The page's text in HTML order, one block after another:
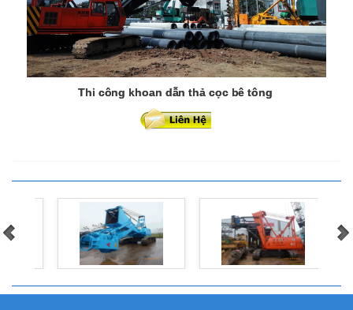
Thi công khoan dẫn thả cọc bê tông